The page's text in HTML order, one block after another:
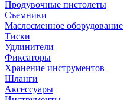
Продувочные пистолеты
Съемники
Маслосменное оборудование
Тиски
Удлинители
Фиксаторы
Хранение инструментов
Шланги
Аксессуары